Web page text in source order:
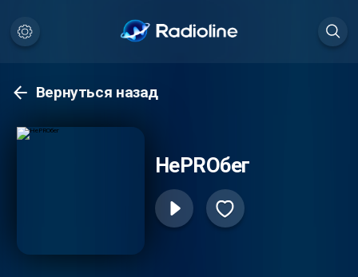
Вернуться назад
НеPROбег